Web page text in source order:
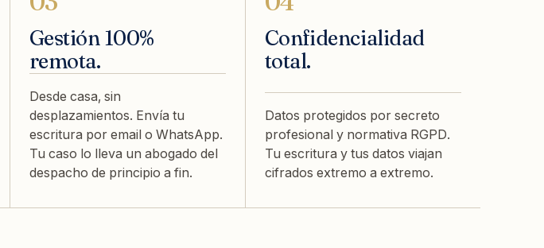
Gestión 100%
remota.
Desde casa, sin
desplazamientos. Envía tu
escritura por email o WhatsApp.
Tu caso lo lleva un abogado del
despacho de principio a fin.
Confidencialidad
total.
Datos protegidos por secreto
profesional y normativa RGPD.
Tu escritura y tus datos viajan
cifrados extremo a extremo.